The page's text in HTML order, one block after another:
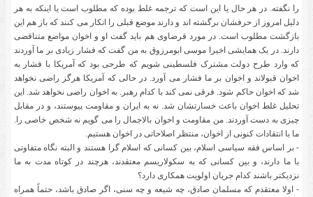
را نگفته. در هر حال یا این است که ترجمه غلط بوده که مطلوب است یا اینکه به هر
دلیل امروز از حرفشان برگشته اند و دارند موضع قبلی را انکار می کنند که باز هم این
بازگشت مطلوب است. در مورد قرضاوی هم باید گفت او و اخوان مواضع متناقضی
دارند. در یک همایشی اخیرا موسی ابومرزوق به من گفت که فشار زیادی بر ما آوردند
که وارد طرح دولت مشترک فلسطینی شویم که طرحی بود که آمریکا با فشار به
اخوان قبولاند و اخوان بر ما فشار می آورد. در حالی که آمریکا هرگز راضی نخواهد
شد که اخوان حاکم شود. فرقی نمی کند با کدام رهبر. به اخوان راضی نخواهد شد. این
تحلیل غلط اخوان باعث خسارتشان شد. نه به ایران و مقاومت پیوستند، و در مقابل
چیزی به دست آوردند. من مقاومت و اخوان بالاجمال را می گویم نه شخص خاصی را.
ما با انتقادات کنونی از اخوان، منتظر اصلاحاتی در اخوان هستیم.
- بر اساس فقه سیاسی اسلام، بین کسانی که اسلام گرا هستند و البته نگاه متفاوتی
با ما دارند، و بین کسانی که به سکولاریسم معتقدند، هرچند در کوتاه مدت به ما
نزدیکتر باشند کدام جریان اولویت همکاری دارد؟
- اولا معتقدم که مسلمان صادق، چه شیعه و چه سنی، اگر صادق باشد، حتماً همراه